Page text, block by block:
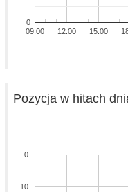
09:00 12:00 15:00
0
Pozycja w hitach
0
10